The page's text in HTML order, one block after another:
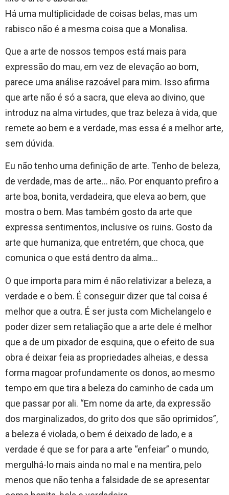
Há uma multiplicidade de coisas belas, mas um
rabisco não é a mesma coisa que a Monalisa.
Que a arte de nossos tempos está mais para
expressão do mau, em vez de elevação ao bom,
parece uma análise razoável para mim. Isso afirma
que arte não é só a sacra, que eleva ao divino, que
introduz na alma virtudes, que traz beleza à vida, que
remete ao bem e a verdade, mas essa é a melhor arte,
sem dúvida.
Eu não tenho uma definição de arte. Tenho de beleza,
de verdade, mas de arte… não. Por enquanto prefiro a
arte boa, bonita, verdadeira, que eleva ao bem, que
mostra o bem. Mas também gosto da arte que
expressa sentimentos, inclusive os ruins. Gosto da
arte que humaniza, que entretém, que choca, que
comunica o que está dentro da alma…
O que importa para mim é não relativizar a beleza, a
verdade e o bem. É conseguir dizer que tal coisa é
melhor que a outra. É ser justa com Michelangelo e
poder dizer sem retaliação que a arte dele é melhor
que a de um pixador de esquina, que o efeito de sua
obra é deixar feia as propriedades alheias, e dessa
forma magoar profundamente os donos, ao mesmo
tempo em que tira a beleza do caminho de cada um
que passar por ali. “Em nome da arte, da expressão
dos marginalizados, do grito dos que são oprimidos”,
a beleza é violada, o bem é deixado de lado, e a
verdade é que se for para a arte “enfeiar” o mundo,
mergulhá-lo mais ainda no mal e na mentira, pelo
menos que não tenha a falsidade de se apresentar